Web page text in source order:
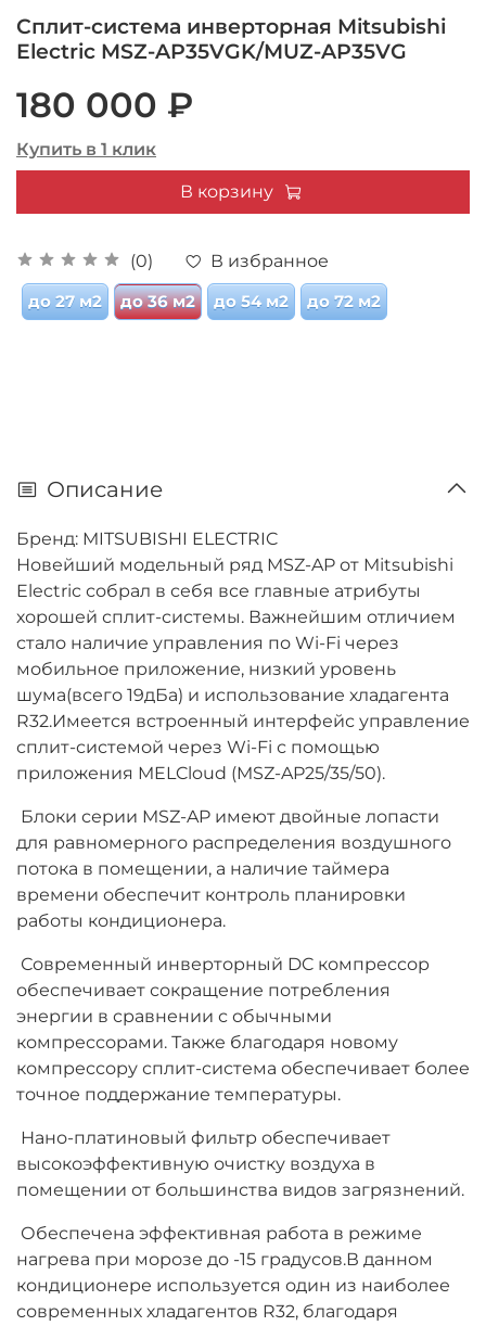
Сплит-система инверторная Mitsubishi
Electric MSZ-AP35VGK/MUZ-AP35VG
(0)
В избранное
до 27 м2
до 36 м2 до 54 м2 до 72 м2
180 000 ₽
Купить в 1 клик
В корзину
Описание
Бренд: MITSUBISHI ELECTRIC
Новейший модельный ряд MSZ-AP от Mitsubishi
Electric собрал в себя все главные атрибуты
хорошей сплит-системы. Важнейшим отличием
стало наличие управления по Wi-Fi через
мобильное приложение, низкий уровень
шума(всего 19дБа) и использование хладагента
R32.Имеется встроенный интерфейс управление
сплит-системой через Wi-Fi с помощью
приложения MELCloud (MSZ-AP25/35/50).
Блоки серии MSZ-AP имеют двойные лопасти
для равномерного распределения воздушного
потока в помещении, а наличие таймера
времени обеспечит контроль планировки
работы кондиционера.
Современный инверторный DC компрессор
обеспечивает сокращение потребления
энергии в сравнении с обычными
компрессорами. Также благодаря новому
компрессору сплит-система обеспечивает более
точное поддержание температуры.
Нано-платиновый фильтр обеспечивает
высокоэффективную очистку воздуха в
помещении от большинства видов загрязнений.
Обеспечена эффективная работа в режиме
нагрева при морозе до -15 градусов.В данном
кондиционере используется один из наиболее
современных хладагентов R32, благодаря